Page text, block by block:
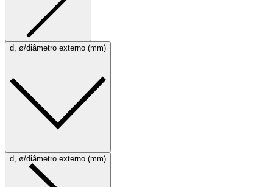
d, ø/diâmetro externo (mm)
d, ø/diâmetro externo (mm)